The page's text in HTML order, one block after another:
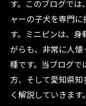
す。このブログで
ャーの子犬を専門
す。ミニピンは、
がらも、非常に人
種です。当ブログで
方、そして愛知県
く解説していきま